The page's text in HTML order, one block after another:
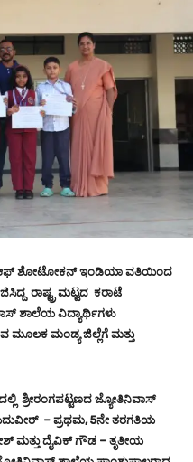
ಆಫ್ ಶೋಟೋಕನ್ ಇಂಡಿಯಾ ವತಿಯಿಂದ
ರಾಷ್ಟ್ರ ಮಟ್ಟದ ಕರಾಟೆ
ಶಾಲೆಯ ವಿದ್ಯಾರ್ಥಿಗಳು
ಮೂಲಕ ಮಂಡ್ಯ ಜಿಲ್ಲೆಗೆ ಮತ್ತು
ಶ್ರೀರಂಗಪಟ್ಟಣದ ಜ್ಯೋತಿನಿವಾಸ್
– ಪ್ರಥಮ, 5ನೇ ತರಗತಿಯ
ಮತ್ತು ದೈವಿಕ್ ಗೌಡ – ತೃತೀಯ